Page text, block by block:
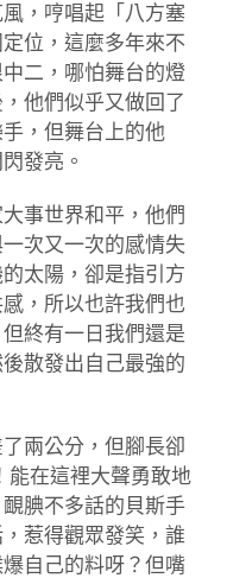
，哼唱起「八方塞
位，這麼多年來不
二，哪怕舞台的燈
他們似乎又做回了
，但舞台上的他
發亮。
事世界和平，他們
次又一次的感情失
太陽，卻是指引方
，所以也許我們也
終有一日我們還是
散發出自己最強的
兩公分，但腳長卻
在這裡大聲勇敢地
腆不多話的貝斯手
惹得觀眾發笑，誰
自己的料呀？但嘴